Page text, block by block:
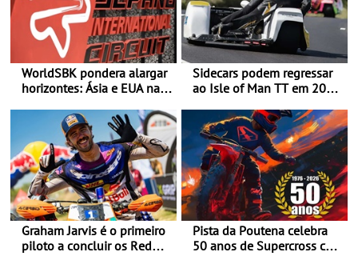
WorldSBK pondera alargar
horizontes: Ásia e EUA na
Sidecars podem regressar
ao Isle of Man TT em 2027
Graham Jarvis é o primeiro
piloto a concluir os Red
Pista da Poutena celebra
50 anos de Supercross com